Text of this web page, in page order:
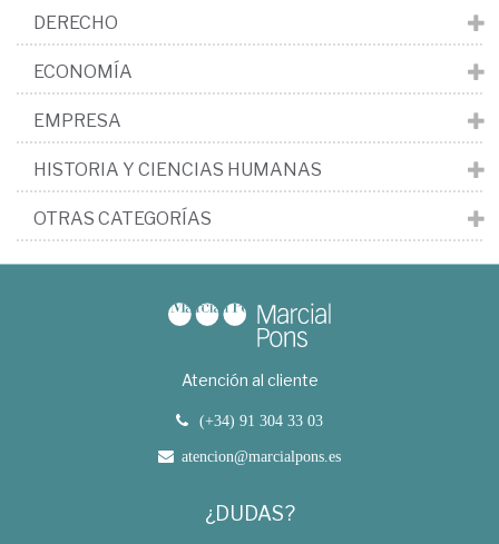
DERECHO
ECONOMÍA
EMPRESA
HISTORIA Y CIENCIAS HUMANAS
OTRAS CATEGORÍAS
Atención al cliente
(+34) 91 304 33 03
atencion@marcialpons.es
¿DUDAS?